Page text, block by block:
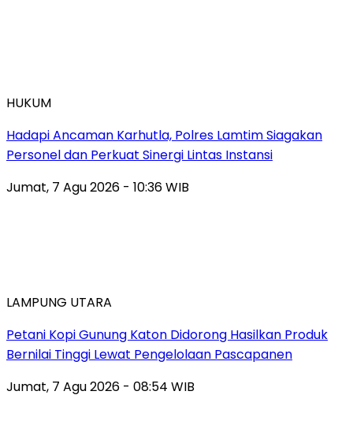
HUKUM
Hadapi Ancaman Karhutla, Polres Lamtim Siagakan
Personel dan Perkuat Sinergi Lintas Instansi
Jumat, 7 Agu 2026 - 10:36 WIB
LAMPUNG UTARA
Petani Kopi Gunung Katon Didorong Hasilkan Produk
Bernilai Tinggi Lewat Pengelolaan Pascapanen
Jumat, 7 Agu 2026 - 08:54 WIB